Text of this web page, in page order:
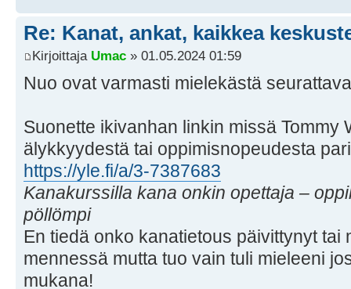
Re: Kanat, ankat, kaikkea
Kirjoittaja Umac » 01.05.2024 01:59
Nuo ovat varmasti mielekästä
Suonette ikivanhan linkin missä Tommy
älykkyydestä tai oppimisnopeudesta
https://yle.fi/a/3-7387683
Kanakurssilla kana onkin opettaja –
pöllömpi
En tiedä onko kanatietous päivittynyt tai
mennessä mutta tuo vain tuli mieleeni
mukana!